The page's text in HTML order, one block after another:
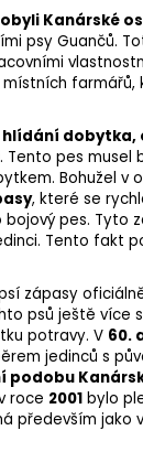
Kanárské
psy Guančů.
hlídání dobytka,
. Tento pes musel
Bohužel v
, které se
pes. Tyto
Tento fakt
zápasy
psů ještě více
potravy. V 60.
jedinců s
podobu
roce 2001 bylo
především jako